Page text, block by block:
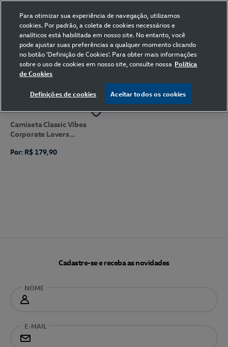
Home Volkswagen Vestuário Camiseta Off White XG
FILTRAR
Camiseta Classic Vibes
Corporate Lovers
Por: R$ 179,90
Cadastre-se e receba as novidades
NOME
E-MAIL
Para otimizar sua experiência de navegação, utilizamos
cookies. Por padrão, a coleta de cookies necessários e
analíticos está habilitada em nosso site. No entanto, você
pode ajustar suas preferências a qualquer momento clicando
no botão 'Definição de Cookies'. Para obter mais informações
sobre o uso de cookies em nosso site, consulte nossa Política
de Cookies
Definições de cookies Aceitar todos os cookies